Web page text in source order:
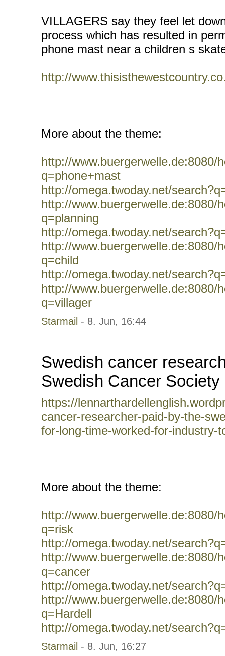
VILLAGERS say they feel let
process which has resulted in
phone mast near a children s
http://
More about the theme:
http://www.buergerwelle.de:8080/
q=phone+mast
http://omega.twoday.net/
http://www.buergerwelle.de:8080/
q=planning
http://omega.twoday.net/
http://www.buergerwelle.de:8080/
q=child
http://omega.twoday.net/
http://www.buergerwelle.de:8080/
q=villager
Starmail - 8. Jun, 16:44
Swedish cancer
Swedish Cancer Society
https://
cancer-researcher-paid-by-the-
for-long-time-worked-for-industry-
More about the theme:
http://www.buergerwelle.de:8080/
q=risk
http://omega.twoday.net/
http://www.buergerwelle.de:8080/
q=cancer
http://omega.twoday.net/
http://www.buergerwelle.de:8080/
q=Hardell
http://omega.twoday.net/
Starmail - 8. Jun, 16:27